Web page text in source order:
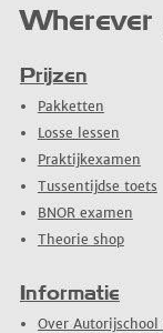
Prijzen
Pakketten
Losse lessen
Praktijkexamen
Tussentijdse toets
BNOR examen
Theorie shop
Informatie
Over Autorijschool